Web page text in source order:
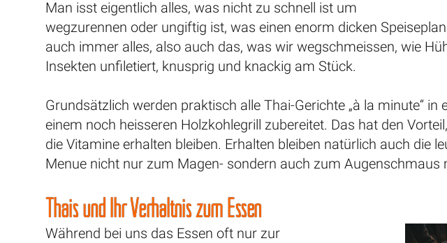
Man isst eigentlich alles, was nicht zu schnell ist um
wegzurennen oder ungiftig ist, was einen enorm dicken
auch immer alles, also auch das, was wir wegschmeissen, wie
Insekten unfiletiert, knusprig und knackig am Stück.
Grundsätzlich werden praktisch alle Thai-Gerichte „à la minute“
einem noch heisseren Holzkohlegrill zubereitet. Das hat den
die Vitamine erhalten bleiben. Erhalten bleiben natürlich auch die
Menue nicht nur zum Magen- sondern auch zum Augenschmaus
Thais und Ihr Verhältnis zum Essen
Während bei uns das Essen oft nur zur